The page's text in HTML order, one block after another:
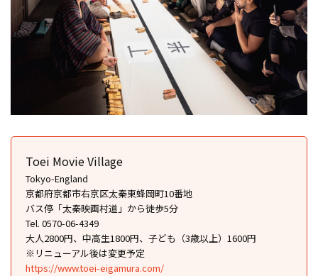
Toei Movie Village
Tokyo-England
京都府京都市右京区太秦東蜂岡町10番地
バス停「太秦映画村道」から徒歩5分
Tel. 0570-06-4349
大人2800円、中高生1800円、子ども（3歳以上）1600円
※リニューアル後は変更予定
https://www.toei-eigamura.com/